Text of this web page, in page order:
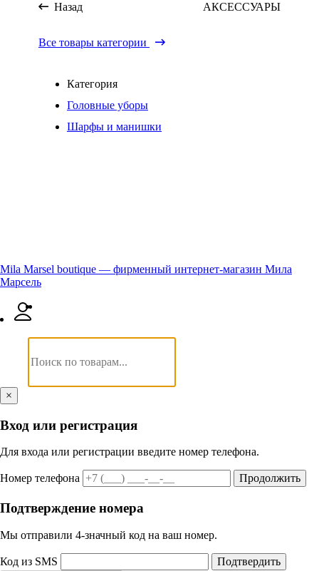
Назад АКСЕССУАРЫ
Все товары категории
Категория
Головные уборы
Шарфы и манишки
Mila Marsel boutique — фирменный интернет-магазин Мила
Марсель
×
Вход или регистрация
Для входа или регистрации введите номер телефона.
Номер телефона Продолжить
Подтверждение номера
Мы отправили 4‑значный код на ваш номер.
Код из SMS Подтвердить